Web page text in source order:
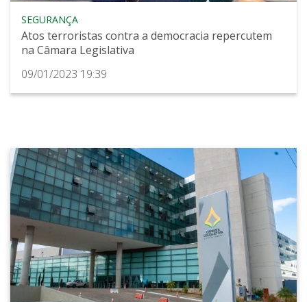
SEGURANÇA
Atos terroristas contra a democracia repercutem
na Câmara Legislativa
09/01/2023 19:39